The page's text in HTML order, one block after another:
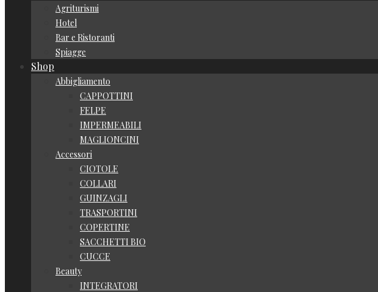
Agriturismi
Hotel
Bar e Ristoranti
Spiagge
Shop
Abbigliamento
CAPPOTTINI
FELPE
IMPERMEABILI
MAGLIONCINI
Accessori
CIOTOLE
COLLARI
GUINZAGLI
TRASPORTINI
COPERTINE
SACCHETTI BIO
CUCCE
Beauty
INTEGRATORI